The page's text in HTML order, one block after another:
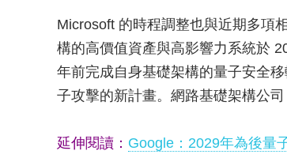
Microsoft 的時程調整也與近期多項
構的高價值資產與高影響力系統於
年前完成自身基礎架構的量子安全
子攻擊的新計畫。網路基礎架構公
延伸閱讀： Google：2029年為後量